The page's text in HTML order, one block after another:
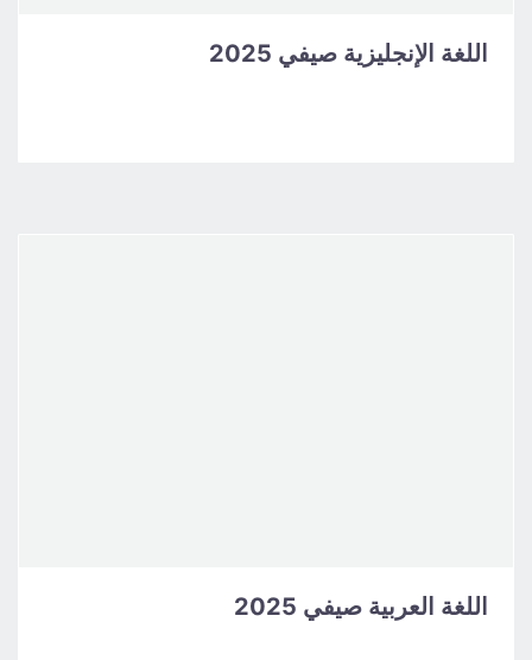
اللغة الإنجليزية صيفي 2025
اللغة العربية صيفي 2025